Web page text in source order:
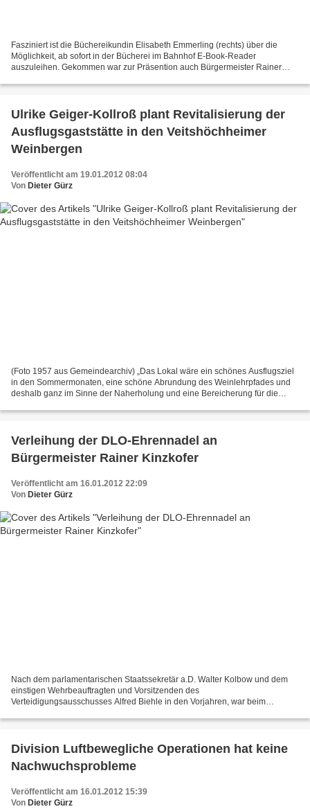
Fasziniert ist die Büchereikundin Elisabeth Emmerling (rechts) über die
Möglichkeit, ab sofort in der Bücherei im Bahnhof E-Book-Reader
auszuleihen. Gekommen war zur Präsention auch Bürgermeister Rainer
Ulrike Geiger-Kollroß plant Revitalisierung der
Ausflugsgaststätte in den Veitshöchheimer
Weinbergen
Veröffentlicht am 19.01.2012 08:04
Von Dieter Gürz
(Foto 1957 aus Gemeindearchiv) „Das Lokal wäre ein schönes Ausflugsziel
in den Sommermonaten, eine schöne Abrundung des Weinlehrpfades und
deshalb ganz im Sinne der Naherholung und eine Bereicherung für die
Verleihung der DLO-Ehrennadel an
Bürgermeister Rainer Kinzkofer
Veröffentlicht am 16.01.2012 22:09
Von Dieter Gürz
Nach dem parlamentarischen Staatssekretär a.D. Walter Kolbow und dem
einstigen Wehrbeauftragten und Vorsitzenden des
Verteidigungsausschusses Alfred Biehle in den Vorjahren, war beim
Division Luftbewegliche Operationen hat keine
Nachwuchsprobleme
Veröffentlicht am 16.01.2012 15:39
Von Dieter Gürz